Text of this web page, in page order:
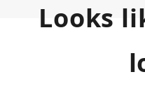
Looks